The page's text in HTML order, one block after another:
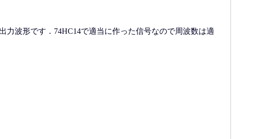
力波形です．74HC14で適当に作った信号なので周波数は適